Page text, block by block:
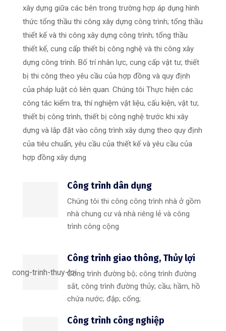
xây dựng giữa các bên trong trường hợp áp dụng hình
thức tổng thầu thi công xây dựng công trình; tổng thầu
thiết kế và thi công xây dựng công trình; tổng thầu
thiết kế, cung cấp thiết bị công nghệ và thi công xây
dựng công trình. Bố trí nhân lực, cung cấp vật tư, thiết
bị thi công theo yêu cầu của hợp đồng và quy định
của pháp luật có liên quan. Chúng tôi Thực hiện các
công tác kiểm tra, thí nghiệm vật liệu, cấu kiện, vật tư,
thiết bị công trình, thiết bị công nghệ trước khi xây
dựng và lắp đặt vào công trình xây dựng theo quy định
của tiêu chuẩn, yêu cầu của thiết kế và yêu cầu của
hợp đồng xây dựng
Công trình dân dụng
Chúng tôi thi công công trình nhà ở gồm
nhà chung cư và nhà riêng lẻ và công
trình công cộng
Công trình giao thông, Thủy lợi
Công trình đường bộ; công trình đường
sắt, công trình đường thủy; cầu; hầm, hồ
chứa nước; đập; cống;
Công trình công nghiệp